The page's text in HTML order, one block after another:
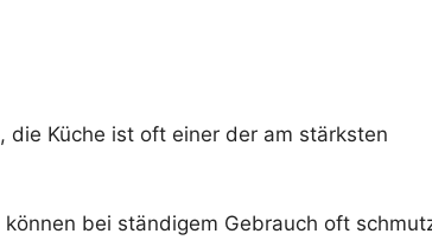
die Küche ist oft einer der am stärksten
bei ständigem Gebrauch oft